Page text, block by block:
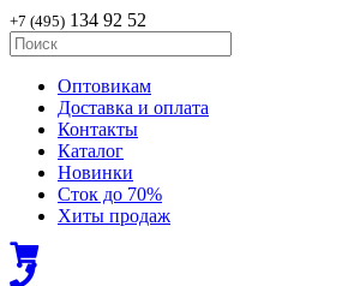
+7 (495) 134 92 52
Оптовикам
Доставка и оплата
Контакты
Каталог
Новинки
Сток до 70%
Хиты продаж